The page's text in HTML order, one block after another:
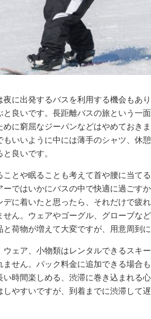
に出発するバスを利用する機会もあり
と良いです。長距離バスの旅という一
めに窮屈なジーパンなどはやめておき
もいいように中には薄手のシャツ、休
良いです。
ことや眠ることも考えて首や腰に当て
ーではいかにバスの中で快適に過ごす
デに着いたと思ったら、それだけで疲
せん。ウェアやゴーグル、グローブな
荷物が増えて大変ですが、用意周到
ウェア、小物類はレンタルできるスキ
ません。パック料金に追加できる場合
い時間楽しめる、渋滞に巻き込まれる
やすいですが、到着までに渋滞して